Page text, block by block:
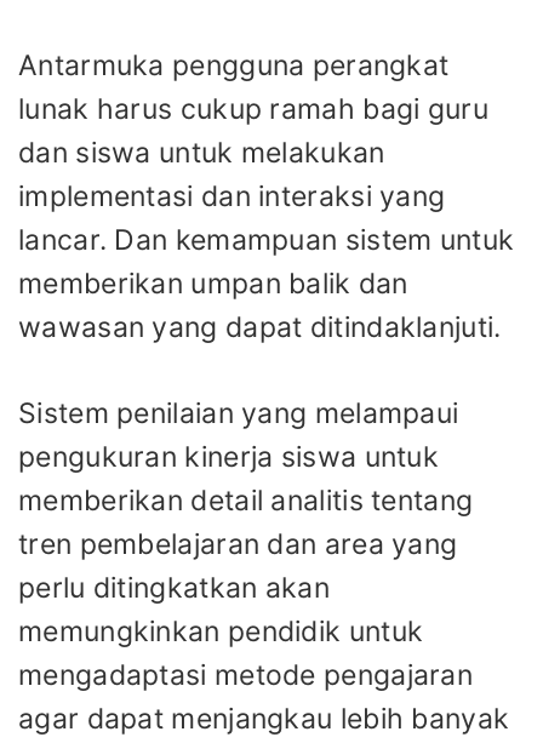
Antarmuka pengguna perangkat
lunak harus cukup ramah bagi guru
dan siswa untuk melakukan
implementasi dan interaksi yang
lancar. Dan kemampuan sistem untuk
memberikan umpan balik dan
wawasan yang dapat ditindaklanjuti.
Sistem penilaian yang melampaui
pengukuran kinerja siswa untuk
memberikan detail analitis tentang
tren pembelajaran dan area yang
perlu ditingkatkan akan
memungkinkan pendidik untuk
mengadaptasi metode pengajaran
agar dapat menjangkau lebih banyak